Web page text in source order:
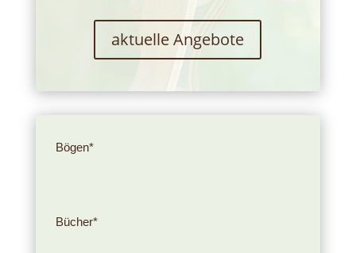
aktuelle Angebote
Bögen*
Bücher*